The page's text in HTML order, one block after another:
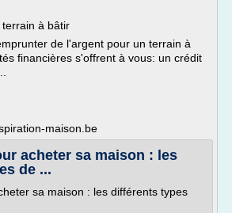
à bâtir
de l'argent pour un terrain à
financières s'offrent à vous: un crédit
maison.be
acheter sa maison : les
de ...
sa maison : les différents types